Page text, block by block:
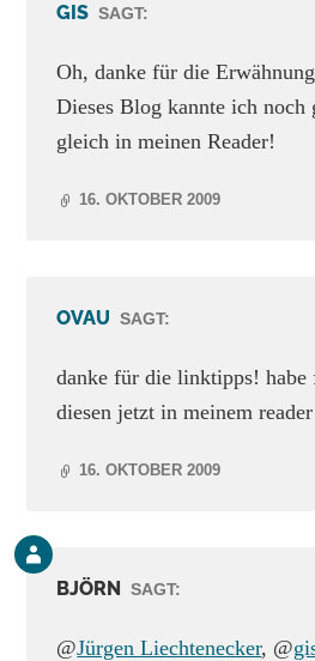
GIS SAGT:
Oh, danke für die
Dieses Blog kannte ich
gleich in meinen Reader!
16. OKTOBER 2009
OVAU SAGT:
danke für die linktipps! habe
diesen jetzt in meinem reader
16. OKTOBER 2009
Kommentar
des
Beitrags-
BJÖRN SAGT:
@Jürgen Liechtenecker, @